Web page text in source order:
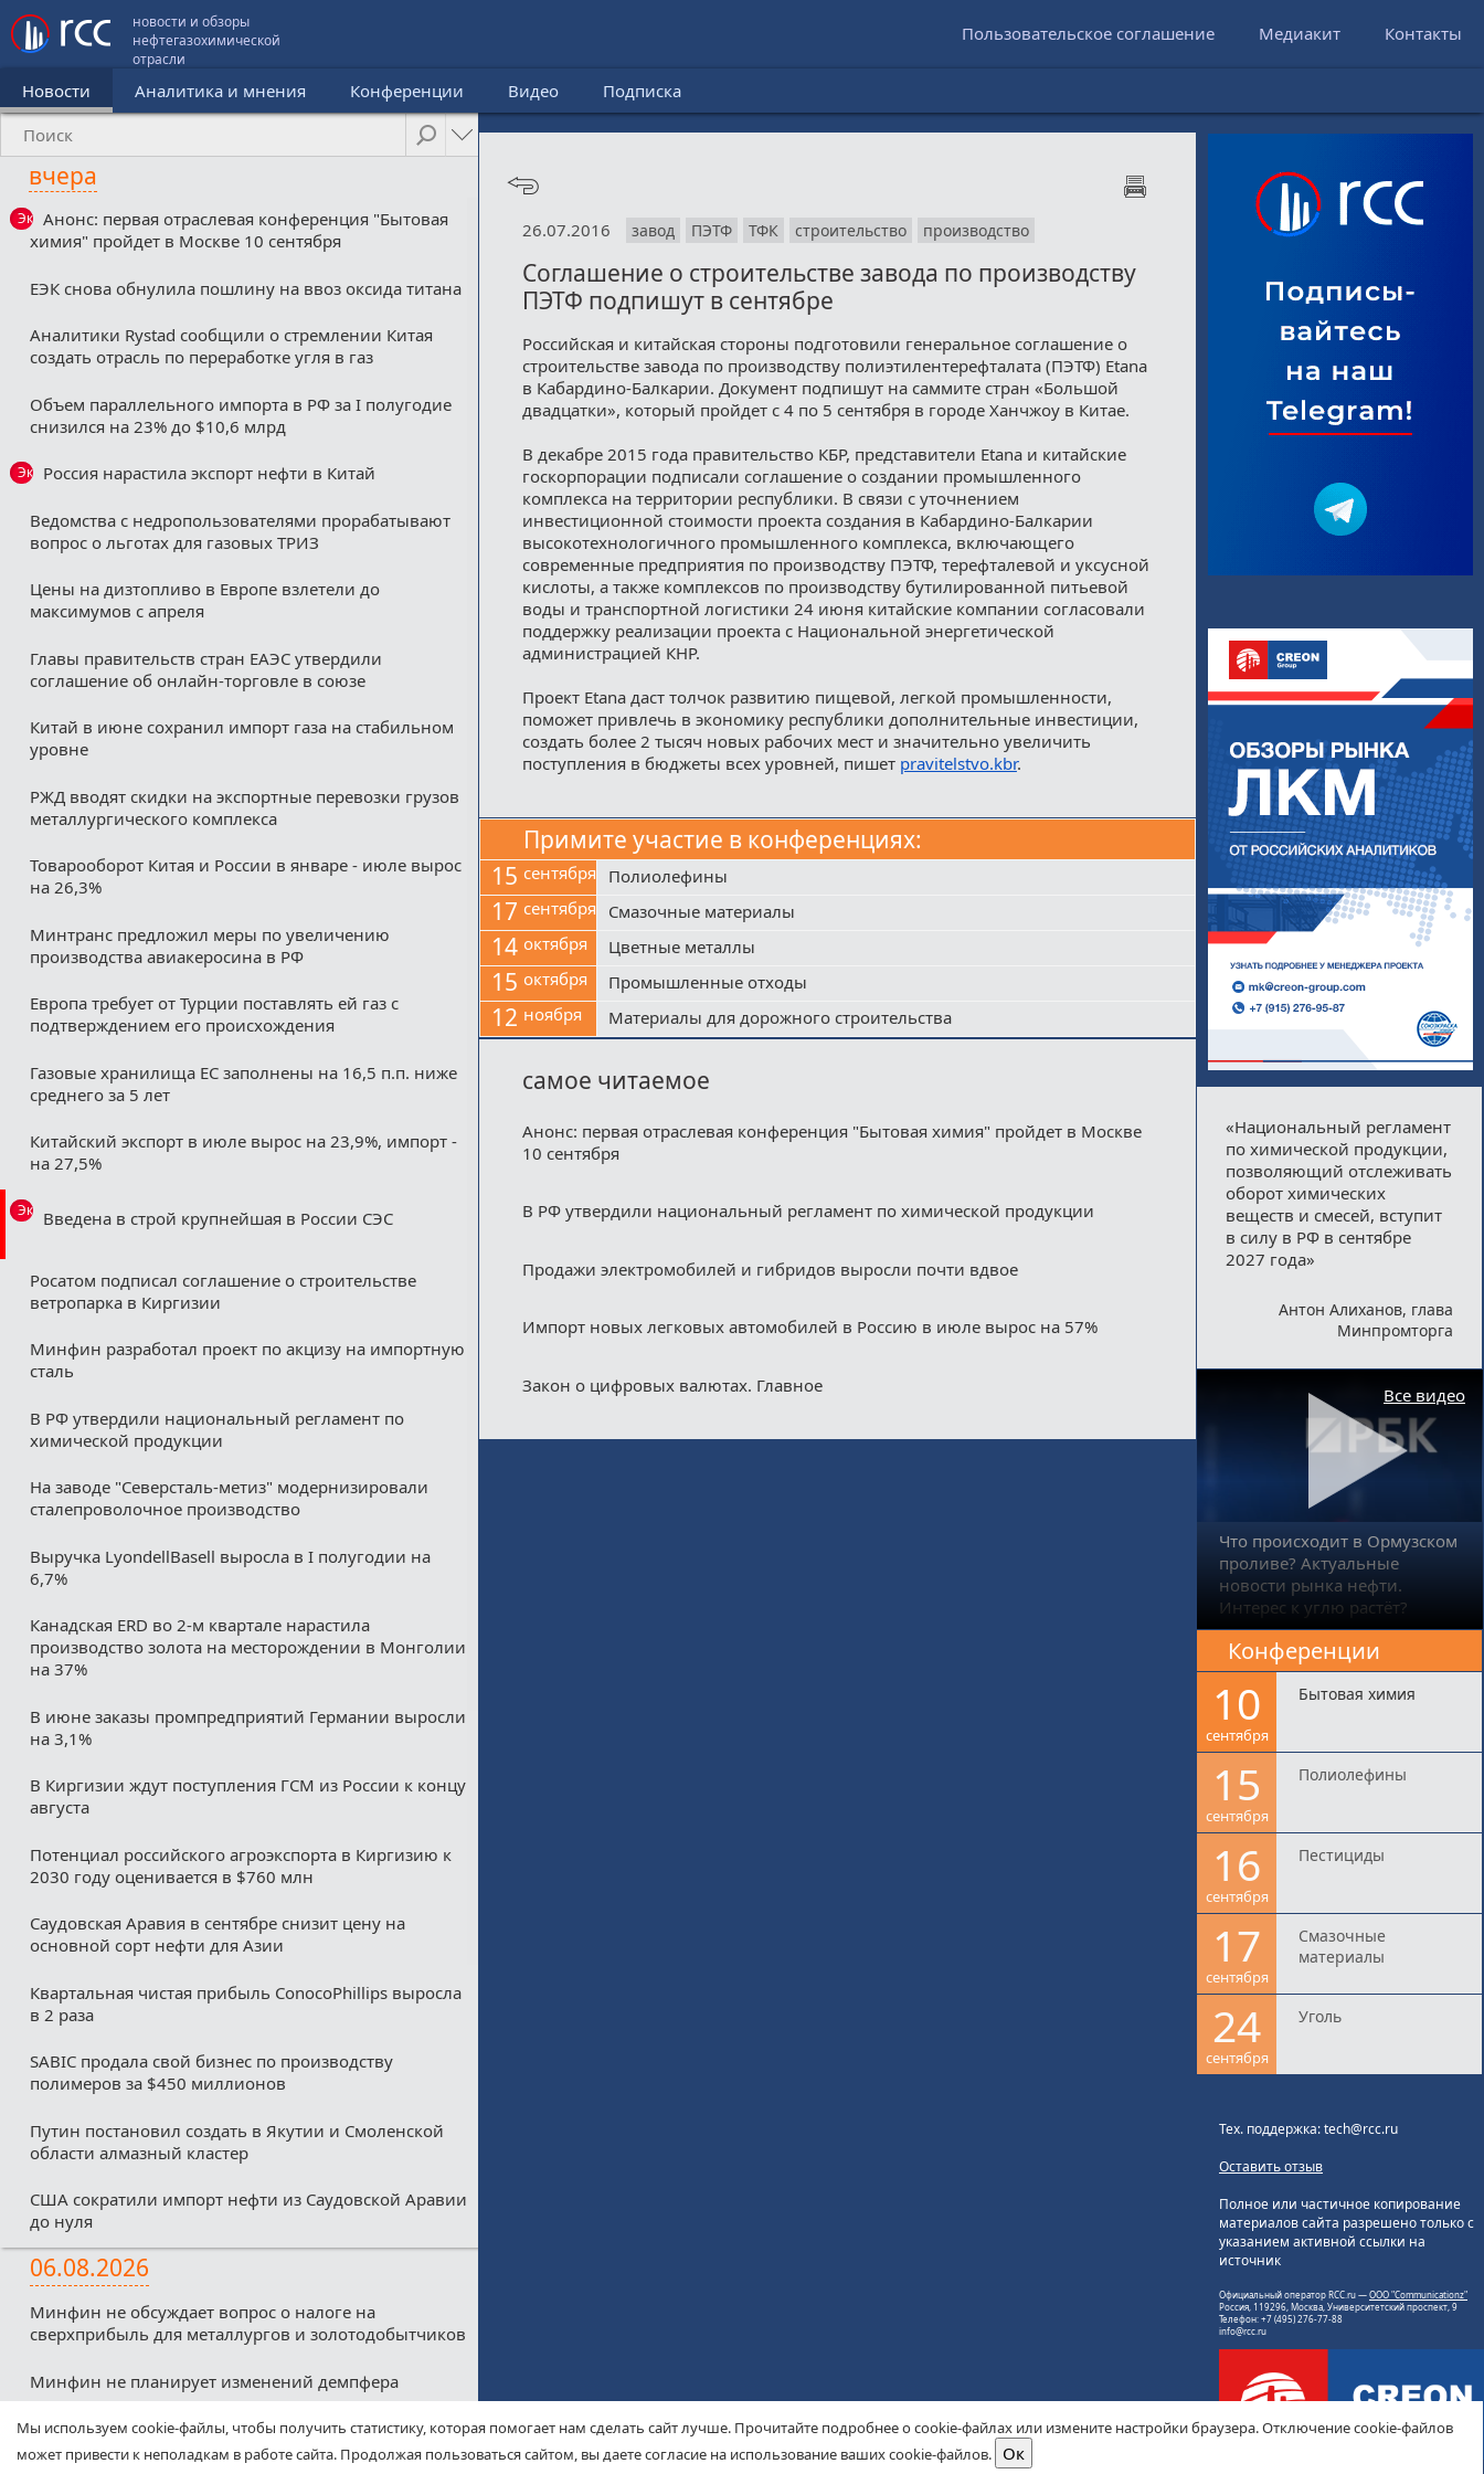
новости и обзоры
нефтегазохимической
отрасли
Пользовательское соглашение Медиакит Контакты
Новости Аналитика и мнения Конференции Видео Подписка
вчера
Эксклюзив
Анонс: первая отраслевая конференция "Бытовая
химия" пройдет в Москве 10 сентября
ЕЭК снова обнулила пошлину на ввоз оксида титана
Аналитики Rystad сообщили о стремлении Китая
создать отрасль по переработке угля в газ
Объем параллельного импорта в РФ за I полугодие
снизился на 23% до $10,6 млрд
Эксклюзив
Россия нарастила экспорт нефти в Китай
Ведомства с недропользователями прорабатывают
вопрос о льготах для газовых ТРИЗ
Цены на дизтопливо в Европе взлетели до
максимумов с апреля
Главы правительств стран ЕАЭС утвердили
соглашение об онлайн-торговле в союзе
Китай в июне сохранил импорт газа на стабильном
уровне
РЖД вводят скидки на экспортные перевозки грузов
металлургического комплекса
Товарооборот Китая и России в январе - июле вырос
на 26,3%
Минтранс предложил меры по увеличению
производства авиакеросина в РФ
Европа требует от Турции поставлять ей газ с
подтверждением его происхождения
Газовые хранилища ЕС заполнены на 16,5 п.п. ниже
среднего за 5 лет
Китайский экспорт в июле вырос на 23,9%, импорт -
на 27,5%
Эксклюзив
Введена в строй крупнейшая в России СЭС
Росатом подписал соглашение о строительстве
ветропарка в Киргизии
Минфин разработал проект по акцизу на импортную
сталь
В РФ утвердили национальный регламент по
химической продукции
На заводе "Северсталь-метиз" модернизировали
сталепроволочное производство
Выручка LyondellBasell выросла в I полугодии на
6,7%
Канадская ERD во 2-м квартале нарастила
производство золота на месторождении в Монголии
на 37%
В июне заказы промпредприятий Германии выросли
на 3,1%
В Киргизии ждут поступления ГСМ из России к концу
августа
Потенциал российского агроэкспорта в Киргизию к
2030 году оценивается в $760 млн
Саудовская Аравия в сентябре снизит цену на
основной сорт нефти для Азии
Квартальная чистая прибыль ConocoPhillips выросла
в 2 раза
SABIC продала свой бизнес по производству
полимеров за $450 миллионов
Путин постановил создать в Якутии и Смоленской
области алмазный кластер
США сократили импорт нефти из Саудовской Аравии
до нуля
06.08.2026
Минфин не обсуждает вопрос о налоге на
сверхприбыль для металлургов и золотодобытчиков
Минфин не планирует изменений демпфера
Минфин против любых налоговых льгот для малых
нефтекомпаний из-за дефицитного бюджета
26.07.2016 завод ПЭТФ ТФК строительство производство
Соглашение о строительстве завода по производству
ПЭТФ подпишут в сентябре
Российская и китайская стороны подготовили генеральное соглашение о
строительстве завода по производству полиэтилентерефталата (ПЭТФ) Etana
в Кабардино-Балкарии. Документ подпишут на саммите стран «Большой
двадцатки», который пройдет с 4 по 5 сентября в городе Ханчжоу в Китае.
В декабре 2015 года правительство КБР, представители Etana и китайские
госкорпорации подписали соглашение о создании промышленного
комплекса на территории республики. В связи с уточнением
инвестиционной стоимости проекта создания в Кабардино-Балкарии
высокотехнологичного промышленного комплекса, включающего
современные предприятия по производству ПЭТФ, терефталевой и уксусной
кислоты, а также комплексов по производству бутилированной питьевой
воды и транспортной логистики 24 июня китайские компании согласовали
поддержку реализации проекта с Национальной энергетической
администрацией КНР.
Проект Etana даст толчок развитию пищевой, легкой промышленности,
поможет привлечь в экономику республики дополнительные инвестиции,
создать более 2 тысяч новых рабочих мест и значительно увеличить
поступления в бюджеты всех уровней, пишет pravitelstvo.kbr.
Примите участие в конференциях:
15 сентября Полиолефины
17 сентября Смазочные материалы
14 октября Цветные металлы
15 октября Промышленные отходы
12 ноября Материалы для дорожного строительства
самое читаемое
Анонс: первая отраслевая конференция "Бытовая химия" пройдет в Москве
10 сентября
В РФ утвердили национальный регламент по химической продукции
Продажи электромобилей и гибридов выросли почти вдвое
Импорт новых легковых автомобилей в Россию в июле вырос на 57%
Закон о цифровых валютах. Главное
«Национальный регламент
по химической продукции,
позволяющий отслеживать
оборот химических
веществ и смесей, вступит
в силу в РФ в сентябре
2027 года»
Антон Алиханов, глава
Минпромторга
Что происходит в Ормузском
проливе? Актуальные
новости рынка нефти.
Интерес к углю растёт?
Все видео
Конференции
10
сентября
Бытовая химия
15
сентября
Полиолефины
16
сентября
Пестициды
17
сентября
Смазочные
материалы
24
сентября
Уголь
Тех. поддержка: tech@rcc.ru
Оставить отзыв
Полное или частичное копирование
материалов сайта разрешено только с
указанием активной ссылки на
источник
Официальный оператор RCC.ru —ООО "Communicationz"
Россия, 119296, Москва, Университетский проспект, 9
Телефон: +7 (495) 276-77-88
info@rcc.ru
Мы используем cookie-файлы, чтобы получить статистику, которая помогает нам сделать сайт лучше. Прочитайте подробнее о cookie-файлах или измените настройки браузера. Отключение cookie-файлов
может привести к неполадкам в работе сайта. Продолжая пользоваться сайтом, вы даете согласие на использование ваших cookie-файлов.